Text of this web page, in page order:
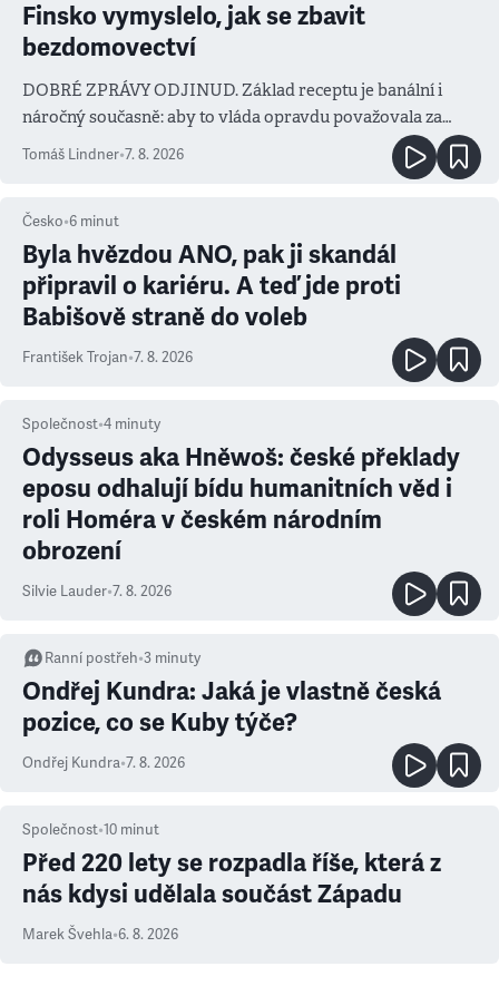
Finsko vymyslelo, jak se zbavit
bezdomovectví
DOBRÉ ZPRÁVY ODJINUD. Základ receptu je banální i
náročný současně: aby to vláda opravdu považovala za
prioritu
Tomáš Lindner•7. 8. 2026
Česko•6 minut
Byla hvězdou ANO, pak ji skandál
připravil o kariéru. A teď jde proti
Babišově straně do voleb
František Trojan•7. 8. 2026
Společnost•4 minuty
Odysseus aka Hněwoš: české překlady
eposu odhalují bídu humanitních věd i
roli Homéra v českém národním
obrození
Silvie Lauder•7. 8. 2026
Ranní postřeh•3 minuty
Ondřej Kundra: Jaká je vlastně česká
pozice, co se Kuby týče?
Ondřej Kundra•7. 8. 2026
Společnost•10 minut
Před 220 lety se rozpadla říše, která z
nás kdysi udělala součást Západu
Marek Švehla•6. 8. 2026